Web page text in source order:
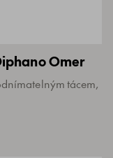
Omer
tácem,